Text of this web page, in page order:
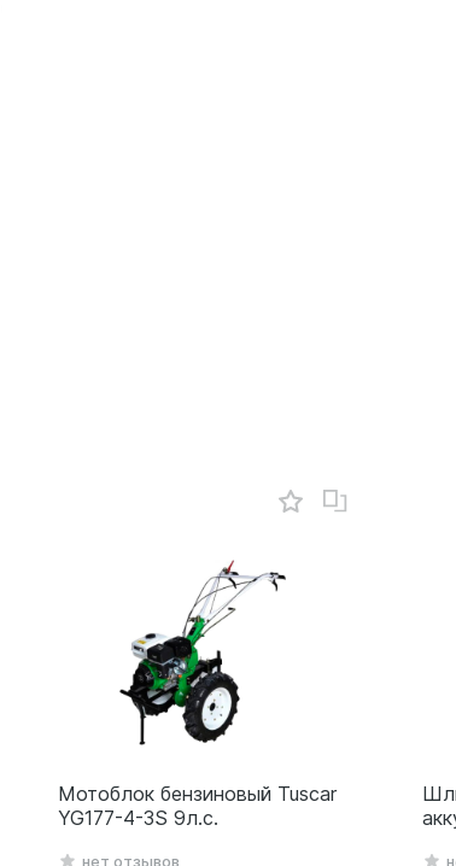
Мотоблок бензиновый Tuscar
YG177-4-3S 9л.с.
нет отзывов